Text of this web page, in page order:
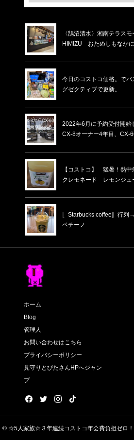
〈鵠沼清水〉湘南テラス
HIMIZU おためしもなか
がほとんど。賞味期限が
今日のコストコ価格。で
グゼクティブで更新。
2022年6月に予約受付開
CX-8オーナー4年目、CX-
【コストコ】 猛暑！熱
クレモネード レモンジュ
〚Starbucks coffee〛行列
ペチーノ
ホーム
Blog
管理人
お問い合わせはこちら
プライバシーポリシー
見守りとびたさんHPへジャン
プ
© ☆5人家族☆３年連続コストコ年会費負担ゼロ